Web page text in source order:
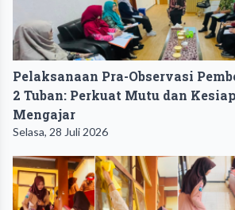
Pelaksanaan Pra-Observasi
2 Tuban: Perkuat Mutu dan
Mengajar
Selasa, 28 Juli 2026